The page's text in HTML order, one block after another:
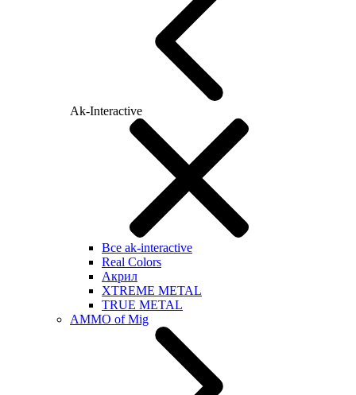
Ak-Interactive
Все ak-interactive
Real Colors
Акрил
XTREME METAL
TRUE METAL
AMMO of Mig